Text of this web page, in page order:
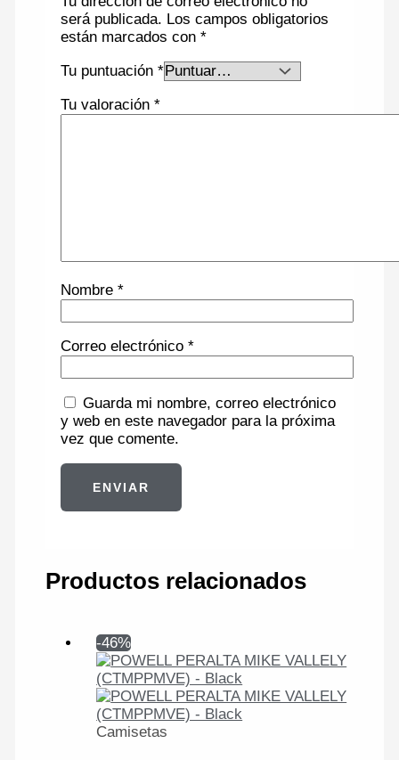
será publicada. Los campos obligatorios
están marcados con*
Tu puntuación*
Tu valoración*
Nombre*
Correo electrónico*
Guarda mi nombre, correo electrónico
y web en este navegador para la próxima
vez que comente.
Productos relacionados
-46%
Camisetas